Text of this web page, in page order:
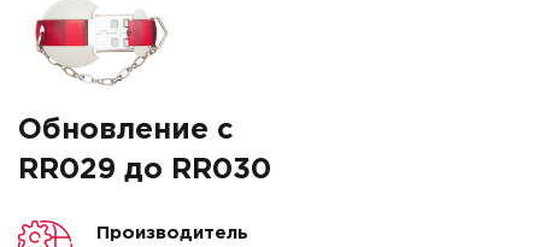
Обновление с
RR029 до RR030
Производитель